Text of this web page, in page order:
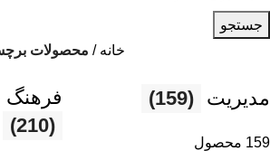
جستجو
خانه
محصولات
مديريت (159)
159 محصول
فرهنگ
(210)